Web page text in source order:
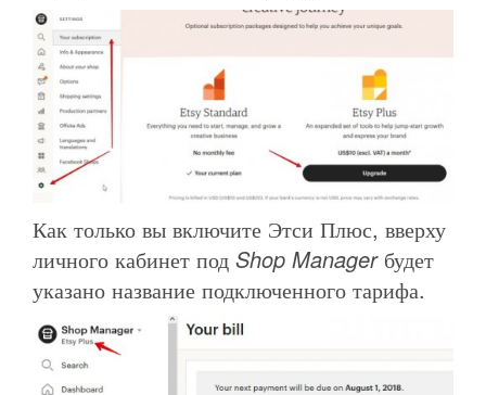
Как только вы включите Этси Плюс, вверху
личного кабинет под Shop Managerбудет
указано название подключенного тарифа.